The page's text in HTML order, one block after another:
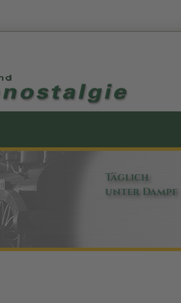
Täglich
unter Dampf